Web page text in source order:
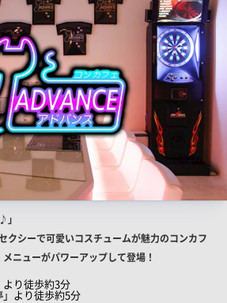
」
クシーで可愛いコスチュームが魅力のコンカフ
ニューがパワーアップして登場！
り徒歩約3分
より徒歩約5分